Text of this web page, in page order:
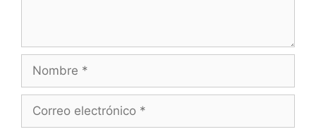
electrónico